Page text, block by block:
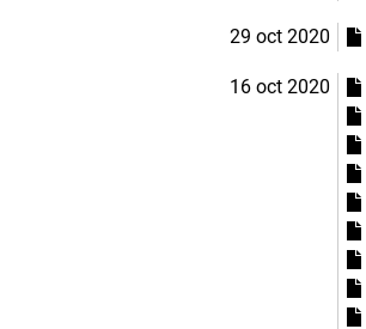
29 oct 2020
16 oct 2020